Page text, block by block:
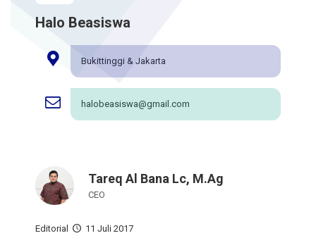
Halo Beasiswa
Bukittinggi & Jakarta
halobeasiswa@gmail.com
Tareq Al Bana Lc, M.Ag
CEO
Editorial 11 Juli 2017